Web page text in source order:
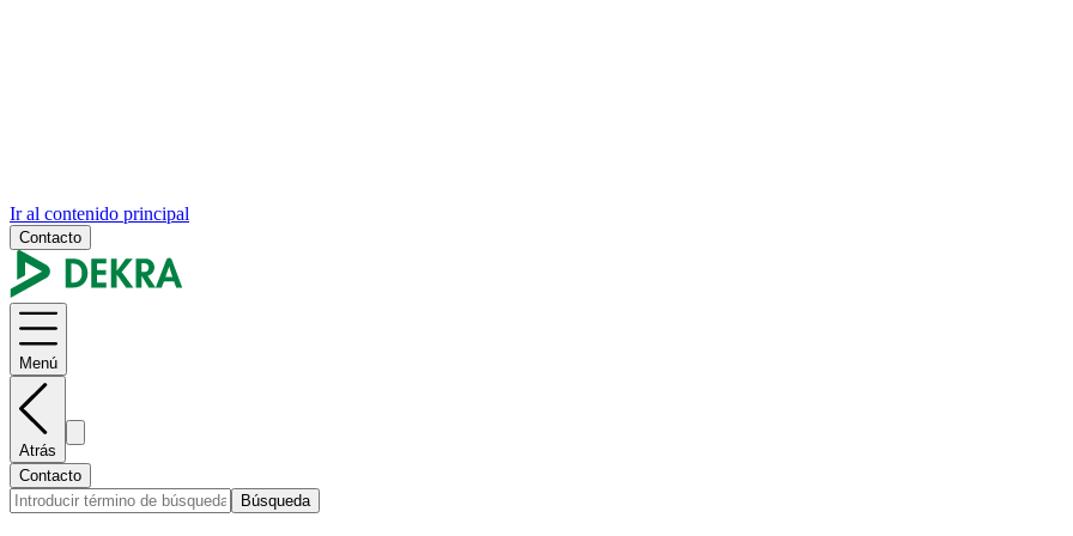
Ir al contenido principal
Contacto
Menú
Atrás
Contacto
Búsqueda